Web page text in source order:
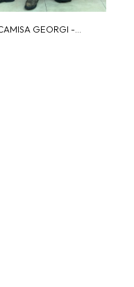
GEORGI -